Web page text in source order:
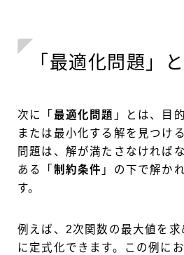
「最適化問題」
次に「 最適化問題 」とは、目
または最小化する解を見つけ
問題は、解が満たさなければ
ある「 制約条件 」の下で解か
す。
例えば、2次関数の最大値を求
に定式化できます。この例に